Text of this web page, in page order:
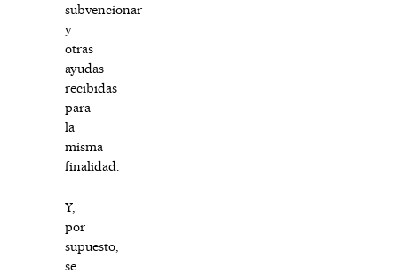
subvencionar
y
otras
ayudas
recibidas
para
la
misma
finalidad.
Y,
por
supuesto,
se